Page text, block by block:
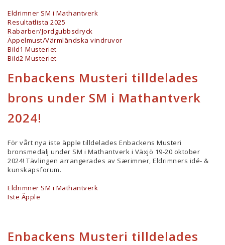
Eldrimner SM i Mathantverk
Resultatlista 2025
Rabarber/Jordgubbsdryck
Äppelmust/Värmländska vindruvor
Bild1 Musteriet
Bild2 Musteriet
Enbackens Musteri tilldelades
brons under SM i Mathantverk
2024!
För vårt nya iste äpple tilldelades Enbackens Musteri
bronsmedalj under SM i Mathantverk i Växjö 19-20 oktober
2024! Tävlingen arrangerades av Særimner, Eldrimners idé- &
kunskapsforum.
Eldrimner SM i Mathantverk
Iste Äpple
Enbackens Musteri tilldelades